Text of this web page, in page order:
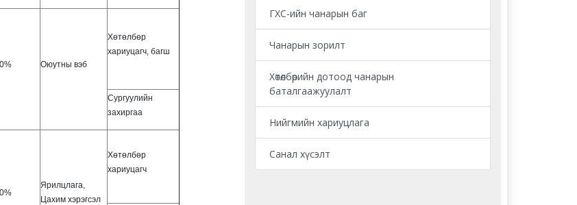
Оюутны вэб
Хөтөлбөр
хариуцагч, багш
Сургуулийн
захиргаа
Ярилцлага,
Цахим хэрэгсэл
Хөтөлбөр
хариуцагч
ГХС-ийн чанарын баг
Чанарын зорилт
Хөтөлбөрийн дотоод чанарын
баталгаажуулалт
Нийгмийн хариуцлага
Санал хүсэлт